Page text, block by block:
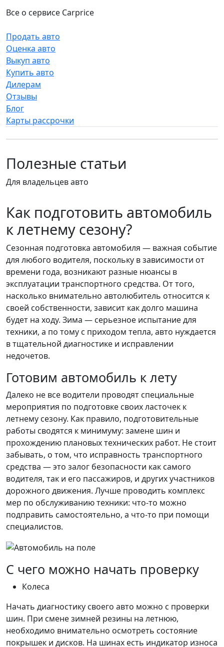
Все о сервисе Carprice
Продать авто
Оценка авто
Выкуп авто
Купить авто
Дилерам
Отзывы
Блог
Карты рассрочки
Полезные статьи
Для владельцев авто
Как подготовить автомобиль
к летнему сезону?
Сезонная подготовка автомобиля — важная событие
для любого водителя, поскольку в зависимости от
времени года, возникают разные нюансы в
эксплуатации транспортного средства. От того,
насколько внимательно автолюбитель относится к
своей собственности, зависит как долго машина
будет на ходу. Зима — серьезное испытание для
техники, а по тому с приходом тепла, авто нуждается
в тщательной диагностике и исправлении
недочетов.
Готовим автомобиль к лету
Далеко не все водители проводят специальные
мероприятия по подготовке своих ласточек к
летнему сезону. Как правило, подготовительные
работы сводятся к минимуму: замене шин и
прохождению плановых технических работ. Не стоит
забывать, о том, что исправность транспортного
средства — это залог безопасности как самого
водителя, так и его пассажиров, и других участников
дорожного движения. Лучше проводить комплекс
мер по обслуживанию техники: что-то можно
подправить самостоятельно, а что-то при помощи
специалистов.
С чего можно начать проверку
Колеса
Начать диагностику своего авто можно с проверки
шин. При смене зимней резины на летнюю,
необходимо внимательно осмотреть состояние
покрышек и дисков. На шинах есть индикатор износа